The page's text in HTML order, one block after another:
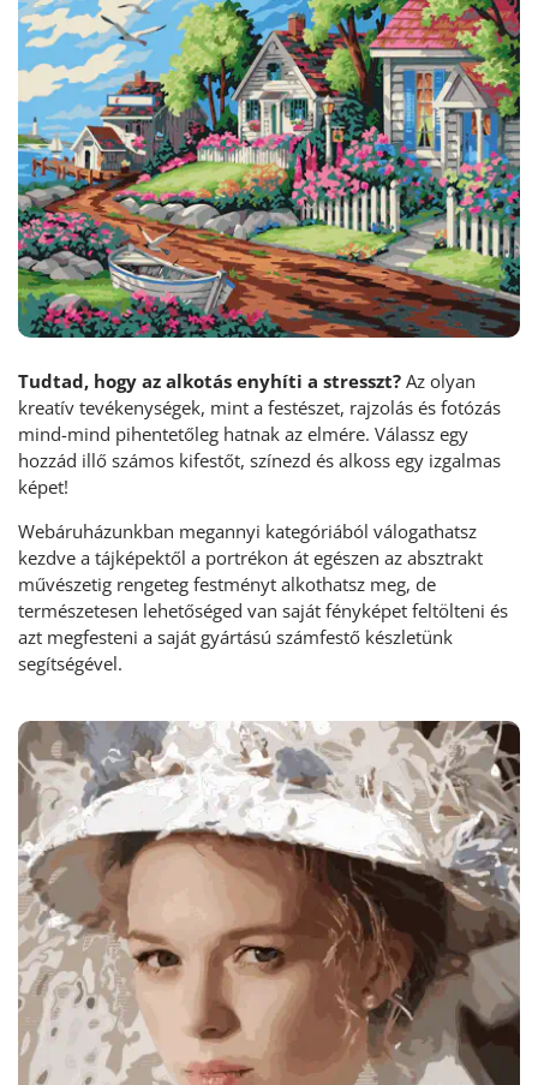
Tudtad, hogy az alkotás enyhíti a stresszt? Az olyan
kreatív tevékenységek, mint a festészet, rajzolás és fotózás
mind-mind pihentetőleg hatnak az elmére. Válassz egy
hozzád illő számos kifestőt, színezd és alkoss egy izgalmas
képet!
Webáruházunkban megannyi kategóriából válogathatsz
kezdve a tájképektől a portrékon át egészen az absztrakt
művészetig rengeteg festményt alkothatsz meg, de
természetesen lehetőséged van saját fényképet feltölteni és
azt megfesteni a saját gyártású számfestő készletünk
segítségével.